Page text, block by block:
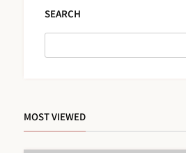
SEARCH
MOST VIEWED